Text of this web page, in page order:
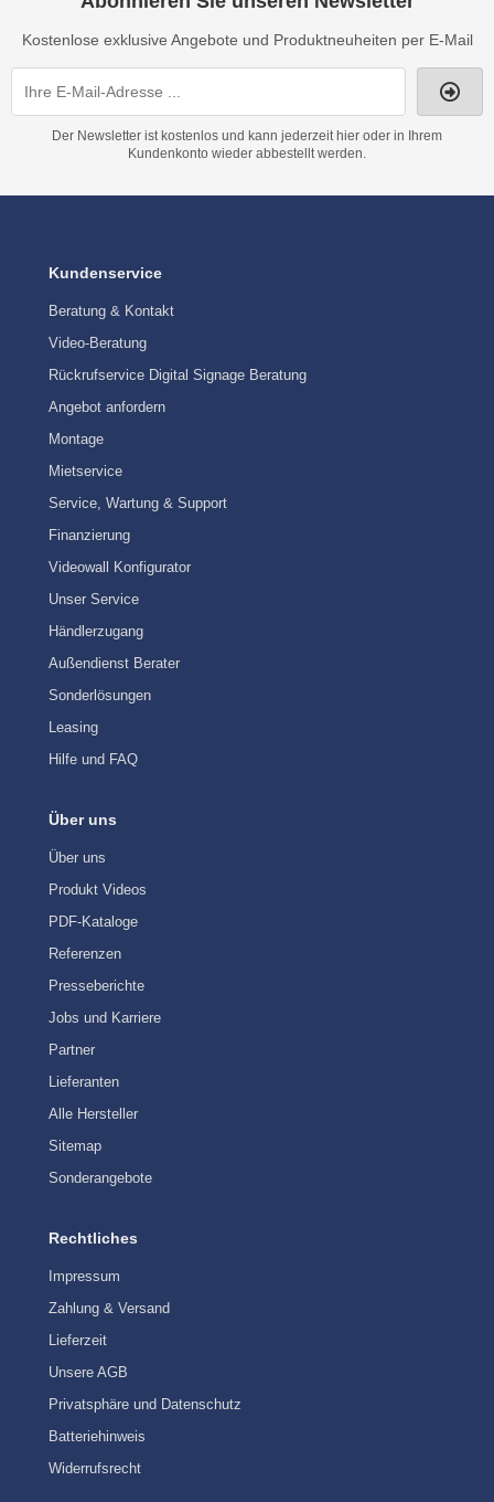
Kostenlose exklusive Angebote und Produktneuheiten per E-Mail
Der Newsletter ist kostenlos und kann jederzeit hier oder in Ihrem
Kundenkonto wieder abbestellt werden.
Kundenservice
Beratung & Kontakt
Video-Beratung
Rückrufservice Digital Signage Beratung
Angebot anfordern
Montage
Mietservice
Service, Wartung & Support
Finanzierung
Videowall Konfigurator
Unser Service
Händlerzugang
Außendienst Berater
Sonderlösungen
Leasing
Hilfe und FAQ
Über uns
Über uns
Produkt Videos
PDF-Kataloge
Referenzen
Presseberichte
Jobs und Karriere
Partner
Lieferanten
Alle Hersteller
Sitemap
Sonderangebote
Rechtliches
Impressum
Zahlung & Versand
Lieferzeit
Unsere AGB
Privatsphäre und Datenschutz
Batteriehinweis
Widerrufsrecht